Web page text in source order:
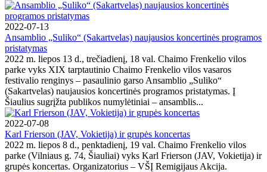
2022-07-13
Ansamblio „Suliko“ (Sakartvelas) naujausios koncertinės programos
pristatymas
2022 m. liepos 13 d., trečiadienį, 18 val. Chaimo Frenkelio vilos
parke vyks XIX tarptautinio Chaimo Frenkelio vilos vasaros
festivalio renginys – pasaulinio garso Ansamblio „Suliko“
(Sakartvelas) naujausios koncertinės programos pristatymas. Į
Šiaulius sugrįžta publikos numylėtiniai – ansamblis...
2022-07-08
Karl Frierson (JAV, Vokietija) ir grupės koncertas
2022 m. liepos 8 d., penktadienį, 19 val. Chaimo Frenkelio vilos
parke (Vilniaus g. 74, Šiauliai) vyks Karl Frierson (JAV, Vokietija) ir
grupės koncertas. Organizatorius – VŠĮ Remigijaus Akcija.